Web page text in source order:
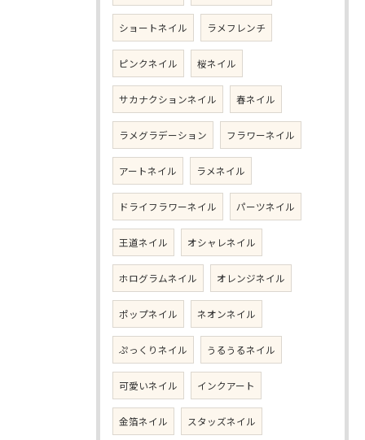
ショートネイル ラメフレンチ
ピンクネイル 桜ネイル
サカナクションネイル 春ネイル
ラメグラデーション フラワーネイル
アートネイル ラメネイル
ドライフラワーネイル パーツネイル
王道ネイル オシャレネイル
ホログラムネイル オレンジネイル
ポップネイル ネオンネイル
ぷっくりネイル うるうるネイル
可愛いネイル インクアート
金箔ネイル スタッズネイル